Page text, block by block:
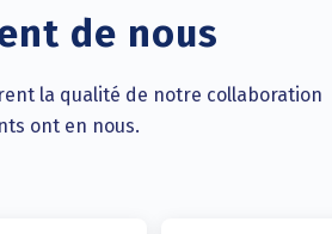
de nous
la qualité de notre collaboration
ont en nous.